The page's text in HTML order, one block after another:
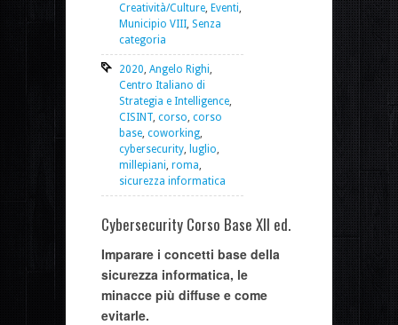
Creatività/Culture Eventi
Municipio VIII Senza
categoria
2020 Angelo Righi
Centro Italiano di
Strategia e Intelligence
CISINT corso corso
base coworking
cybersecurity
luglio
millepiani roma
sicurezza informatica
Cybersecurity Corso Base XII ed.
Imparare i concetti base della
sicurezza informatica, le
minacce più diffuse e come
evitarle.